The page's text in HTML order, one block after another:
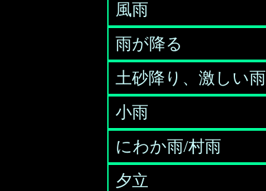
風雨
雨が降る
土砂降り、激しい雨
小雨
にわか雨/村雨
夕立